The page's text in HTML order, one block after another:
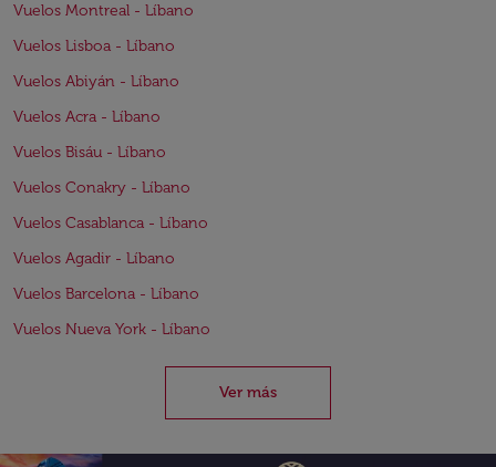
Vuelos Montreal - Líbano
Vuelos Lisboa - Líbano
Vuelos Abiyán - Líbano
Vuelos Acra - Líbano
Vuelos Bisáu - Líbano
Vuelos Conakry - Líbano
Vuelos Casablanca - Líbano
Vuelos Agadir - Líbano
Vuelos Barcelona - Líbano
Vuelos Nueva York - Líbano
Ver más